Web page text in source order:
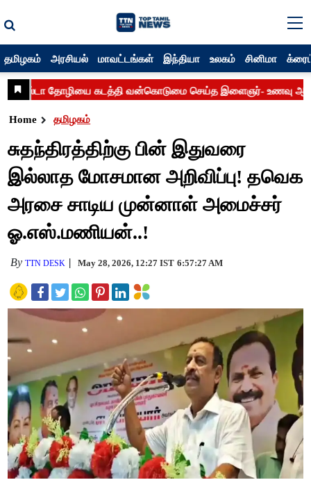
தமிழகம் அரசியல் மாவட்டங்கள் இந்தியா உலகம் சினிமா
Home தமிழகம்
சுதந்திரத்திற்கு பின் இதுவரை
இல்லாத மோசமான அறிவிப்பு! தவெக
அரசை சாடிய முன்னாள் அமைச்சர்
ஓ.எஸ்.மணியன்..!
ByTTN DESK May 28, 2026, 12:27 IST 6:57:27 AM